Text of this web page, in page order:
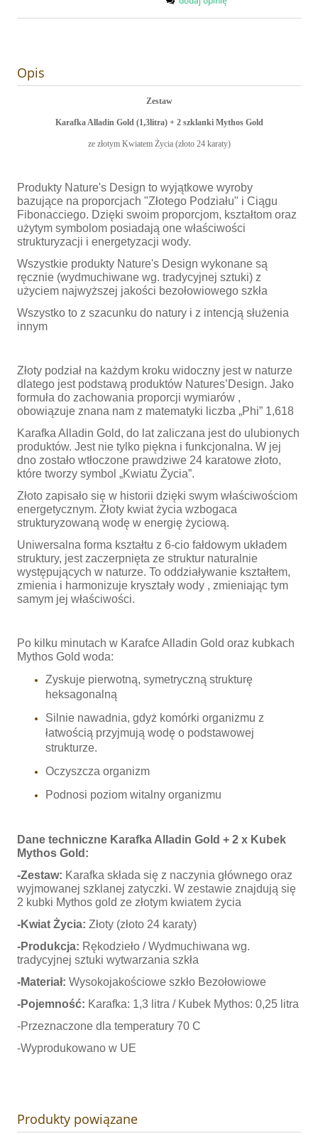
Opis
Zestaw
Karafka Alladin Gold (1,3litra) + 2 szklanki Mythos Gold
ze złotym Kwiatem Życia (złoto 24 karaty)
Produkty Nature's Design to wyjątkowe wyroby
bazujące na proporcjach "Złotego Podziału" i Ciągu
Fibonacciego. Dzięki swoim proporcjom, kształtom oraz
użytym symbolom posiadają one właściwości
strukturyzacji i energetyzacji wody.
Wszystkie produkty Nature's Design wykonane są
ręcznie (wydmuchiwane wg. tradycyjnej sztuki) z
użyciem najwyższej jakości bezołowiowego szkła
Wszystko to z szacunku do natury i z intencją służenia
innym
Złoty podział na każdym kroku widoczny jest w naturze
dlatego jest podstawą produktów Natures’Design. Jako
formuła do zachowania proporcji wymiarów ,
obowiązuje znana nam z matematyki liczba „Phi” 1,618
Karafka Alladin Gold, do lat zaliczana jest do ulubionych
produktów. Jest nie tylko piękna i funkcjonalna. W jej
dno zostało wtłoczone prawdziwe 24 karatowe złoto,
które tworzy symbol „Kwiatu Życia”.
Złoto zapisało się w historii dzięki swym właściwościom
energetycznym. Złoty kwiat życia wzbogaca
strukturyzowaną wodę w energię życiową.
Uniwersalna forma kształtu z 6-cio fałdowym układem
struktury, jest zaczerpnięta ze struktur naturalnie
występujących w naturze. To oddziaływanie kształtem,
zmienia i harmonizuje kryształy wody , zmieniając tym
samym jej właściwości.
Po kilku minutach w Karafce Alladin Gold oraz kubkach
Mythos Gold woda:
Zyskuje pierwotną, symetryczną strukturę
heksagonalną
Silnie nawadnia, gdyż komórki organizmu z
łatwością przyjmują wodę o podstawowej
strukturze.
Oczyszcza organizm
Podnosi poziom witalny organizmu
Dane techniczne Karafka Alladin Gold + 2 x Kubek
Mythos Gold:
-Zestaw: Karafka składa się z naczynia głównego oraz
wyjmowanej szklanej zatyczki. W zestawie znajdują się
2 kubki Mythos gold ze złotym kwiatem życia
-Kwiat Życia: Złoty (złoto 24 karaty)
-Produkcja: Rękodzieło / Wydmuchiwana wg.
tradycyjnej sztuki wytwarzania szkła
-Materiał: Wysokojakościowe szkło Bezołowiowe
-Pojemność: Karafka: 1,3 litra / Kubek Mythos: 0,25 litra
-Przeznaczone dla temperatury 70 C
-Wyprodukowano w UE
Produkty powiązane